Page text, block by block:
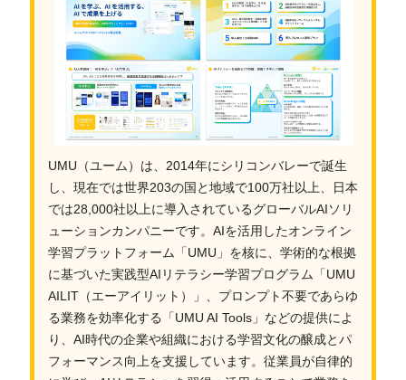
UMU（ユーム）は、2014年にシリコンバレーで誕生
し、現在では世界203の国と地域で100万社以上、日本
では28,000社以上に導入されているグローバルAIソリ
ューションカンパニーです。AIを活用したオンライン
学習プラットフォーム「UMU」を核に、学術的な根拠
に基づいた実践型AIリテラシー学習プログラム「UMU
AILIT（エーアイリット）」、プロンプト不要であらゆ
る業務を効率化する「UMU AI Tools」などの提供によ
り、AI時代の企業や組織における学習文化の醸成とパ
フォーマンス向上を支援しています。従業員が自律的